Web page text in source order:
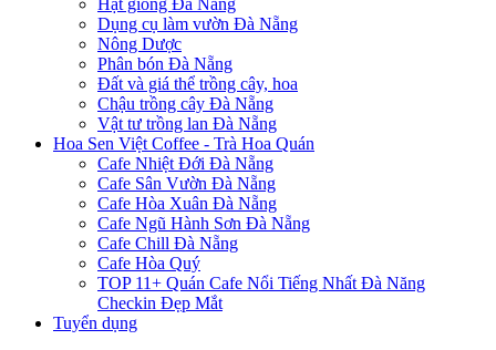
Hạt giống Đà Nẵng
Dụng cụ làm vườn Đà Nẵng
Nông Dược
Phân bón Đà Nẵng
Đất và giá thể trồng cây, hoa
Chậu trồng cây Đà Nẵng
Vật tư trồng lan Đà Nẵng
Hoa Sen Việt Coffee - Trà Hoa Quán
Cafe Nhiệt Đới Đà Nẵng
Cafe Sân Vườn Đà Nẵng
Cafe Hòa Xuân Đà Nẵng
Cafe Ngũ Hành Sơn Đà Nẵng
Cafe Chill Đà Nẵng
Cafe Hòa Quý
TOP 11+ Quán Cafe Nổi Tiếng Nhất Đà Năng
Checkin Đẹp Mắt
Tuyển dụng